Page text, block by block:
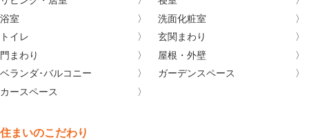
浴室
洗面化粧室
トイレ
玄関まわり
門まわり
屋根・外壁
ベランダ･バルコニー
ガーデンスペース
カースペース
住まいのこだわり